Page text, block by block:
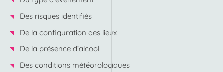
Des risques identifiés
De la configuration des lieux
De la présence d’alcool
Des conditions météorologiques